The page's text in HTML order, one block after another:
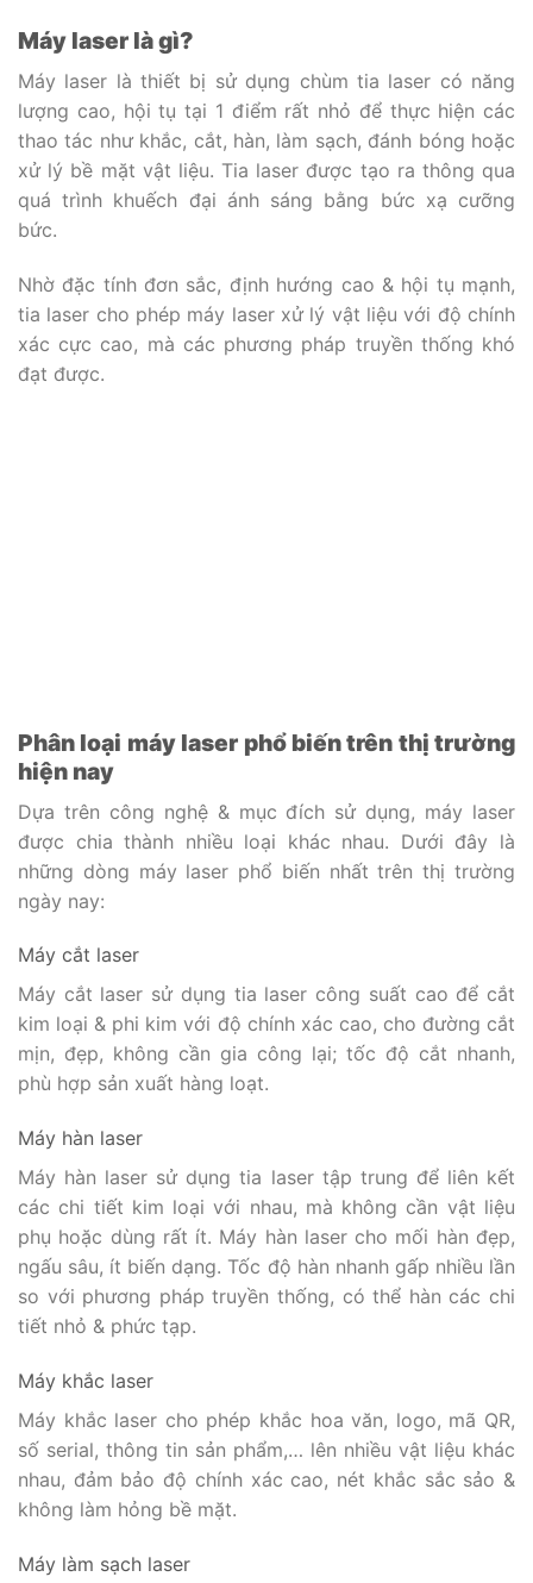
Máy laser là gì?
Máy laser là thiết bị sử dụng chùm tia laser có năng
lượng cao, hội tụ tại 1 điểm rất nhỏ để thực hiện các
thao tác như khắc, cắt, hàn, làm sạch, đánh bóng hoặc
xử lý bề mặt vật liệu. Tia laser được tạo ra thông qua
quá trình khuếch đại ánh sáng bằng bức xạ cưỡng
bức.
Nhờ đặc tính đơn sắc, định hướng cao & hội tụ mạnh,
tia laser cho phép máy laser xử lý vật liệu với độ chính
xác cực cao, mà các phương pháp truyền thống khó
đạt được.
Phân loại máy laser phổ biến trên thị trường
hiện nay
Dựa trên công nghệ & mục đích sử dụng, máy laser
được chia thành nhiều loại khác nhau. Dưới đây là
những dòng máy laser phổ biến nhất trên thị trường
ngày nay:
Máy cắt laser
Máy cắt laser sử dụng tia laser công suất cao để cắt
kim loại & phi kim với độ chính xác cao, cho đường cắt
mịn, đẹp, không cần gia công lại; tốc độ cắt nhanh,
phù hợp sản xuất hàng loạt.
Máy hàn laser
Máy hàn laser sử dụng tia laser tập trung để liên kết
các chi tiết kim loại với nhau, mà không cần vật liệu
phụ hoặc dùng rất ít. Máy hàn laser cho mối hàn đẹp,
ngấu sâu, ít biến dạng. Tốc độ hàn nhanh gấp nhiều lần
so với phương pháp truyền thống, có thể hàn các chi
tiết nhỏ & phức tạp.
Máy khắc laser
Máy khắc laser cho phép khắc hoa văn, logo, mã QR,
số serial, thông tin sản phẩm,… lên nhiều vật liệu khác
nhau, đảm bảo độ chính xác cao, nét khắc sắc sảo &
không làm hỏng bề mặt.
Máy làm sạch laser